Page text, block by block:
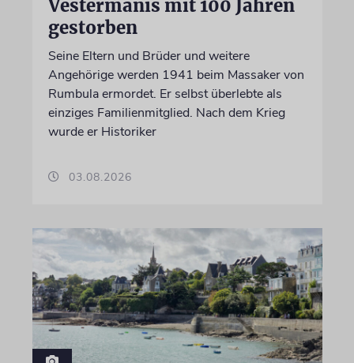
Vestermanis mit 100 Jahren
gestorben
Seine Eltern und Brüder und weitere
Angehörige werden 1941 beim Massaker von
Rumbula ermordet. Er selbst überlebte als
einziges Familienmitglied. Nach dem Krieg
wurde er Historiker
03.08.2026